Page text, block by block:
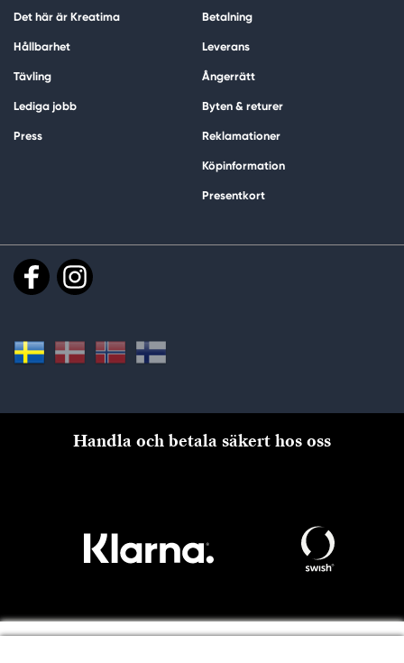
Det här är Kreatima
Hållbarhet
Tävling
Lediga jobb
Press
Betalning
Leverans
Ångerrätt
Byten & returer
Reklamationer
Köpinformation
Presentkort
Handla och betala säkert hos oss